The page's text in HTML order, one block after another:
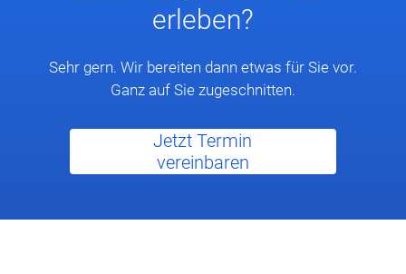
erleben?
Sehr gern. Wir bereiten dann etwas für Sie vor.
Ganz auf Sie zugeschnitten.
Jetzt Termin
vereinbaren